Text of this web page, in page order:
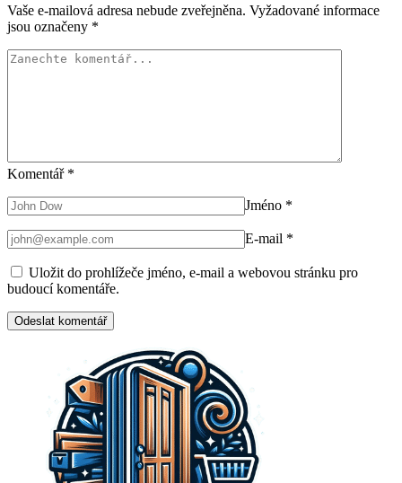
Vaše e-mailová adresa nebude zveřejněna. Vyžadované informace
jsou označeny *
Komentář *
Jméno *
E-mail *
Uložit do prohlížeče jméno, e-mail a webovou stránku pro
budoucí komentáře.